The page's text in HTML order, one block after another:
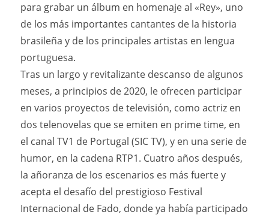
para grabar un álbum en homenaje al «Rey», uno
de los más importantes cantantes de la historia
brasileña y de los principales artistas en lengua
portuguesa.
Tras un largo y revitalizante descanso de algunos
meses, a principios de 2020, le ofrecen participar
en varios proyectos de televisión, como actriz en
dos telenovelas que se emiten en prime time, en
el canal TV1 de Portugal (SIC TV), y en una serie de
humor, en la cadena RTP1. Cuatro años después,
la añoranza de los escenarios es más fuerte y
acepta el desafío del prestigioso Festival
Internacional de Fado, donde ya había participado